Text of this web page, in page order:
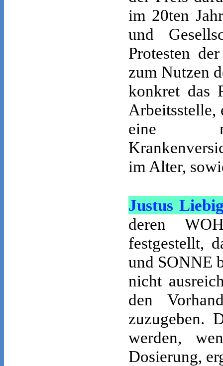
im 20ten
und
Protesten
zum Nutzen
konkret das
Arbeitsstelle,
eine
im Alter,
Justus
deren
festgestellt,
und SONNE
nicht
den
zuzugeben.
werden,
Dosierung,